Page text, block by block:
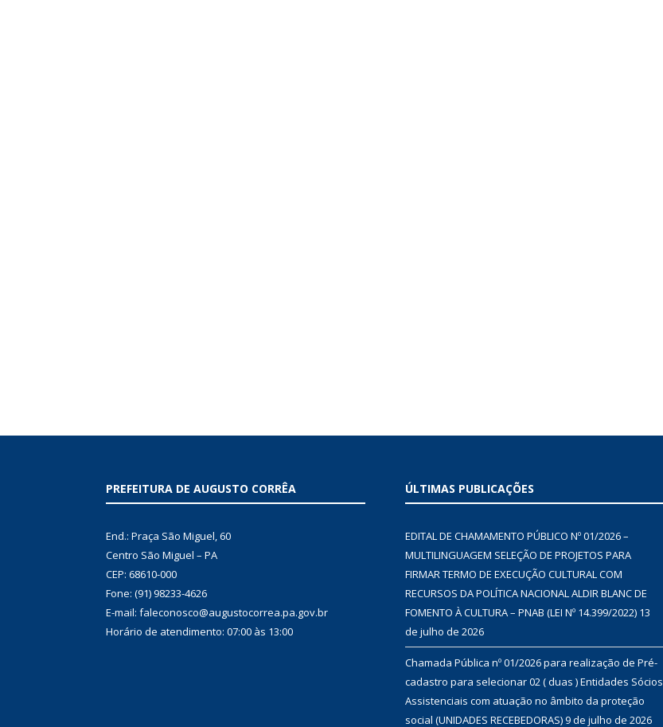
PREFEITURA DE AUGUSTO CORRÊA
End.: Praça São Miguel, 60
Centro São Miguel – PA
CEP: 68610-000
Fone: (91) 98233-4626
E-mail: faleconosco@augustocorrea.pa.gov.br
Horário de atendimento: 07:00 às 13:00
ÚLTIMAS PUBLICAÇÕES
EDITAL DE CHAMAMENTO PÚBLICO Nº 01/2026 –
MULTILINGUAGEM SELEÇÃO DE PROJETOS PARA
FIRMAR TERMO DE EXECUÇÃO CULTURAL COM
RECURSOS DA POLÍTICA NACIONAL ALDIR BLANC DE
FOMENTO À CULTURA – PNAB (LEI Nº 14.399/2022) 13
de julho de 2026
Chamada Pública nº 01/2026 para realização de Pré-
cadastro para selecionar 02 ( duas ) Entidades Sócios
Assistenciais com atuação no âmbito da proteção
social (UNIDADES RECEBEDORAS)9 de julho de 2026